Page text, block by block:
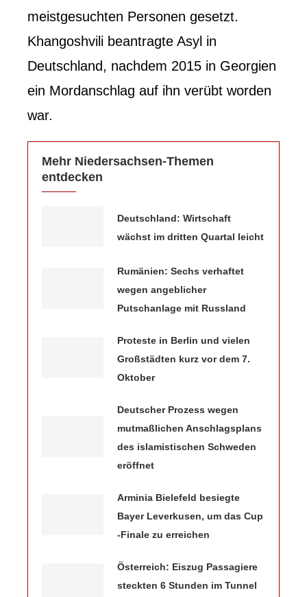
meistgesuchten Personen gesetzt.
Khangoshvili beantragte Asyl in
Deutschland, nachdem 2015 in Georgien
ein Mordanschlag auf ihn verübt worden
war.
Mehr Niedersachsen-Themen
entdecken
Deutschland: Wirtschaft
wächst im dritten Quartal leicht
Rumänien: Sechs verhaftet
wegen angeblicher
Putschanlage mit Russland
Proteste in Berlin und vielen
Großstädten kurz vor dem 7.
Oktober
Deutscher Prozess wegen
mutmaßlichen Anschlagsplans
des islamistischen Schweden
eröffnet
Arminia Bielefeld besiegte
Bayer Leverkusen, um das Cup
-Finale zu erreichen
Österreich: Eiszug Passagiere
steckten 6 Stunden im Tunnel